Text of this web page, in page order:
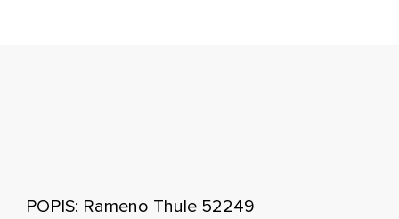
POPIS: Rameno Thule 52249